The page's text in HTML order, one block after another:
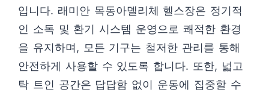
입니다. 래미안 목동아델리체 헬스장은 정기적
인 소독 및 환기 시스템 운영으로 쾌적한 환경
을 유지하며, 모든 기구는 철저한 관리를 통해
안전하게 사용할 수 있도록 합니다. 또한, 넓고
탁 트인 공간은 답답함 없이 운동에 집중할 수